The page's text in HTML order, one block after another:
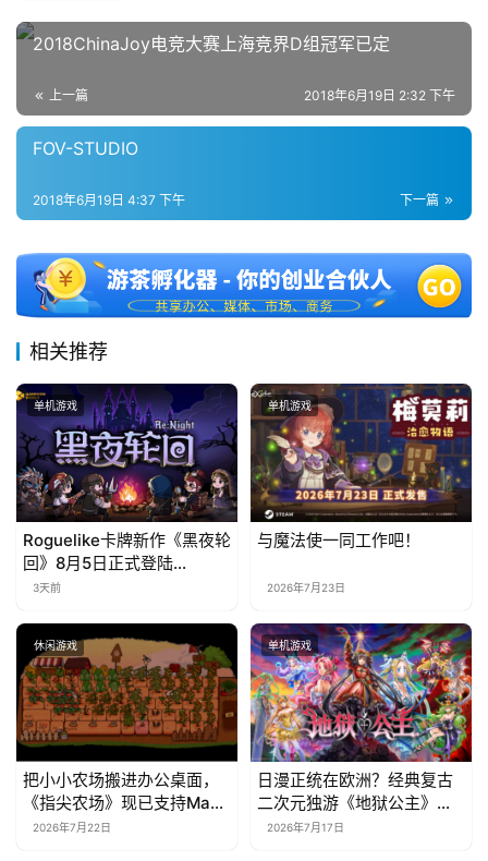
2018ChinaJoy电竞大赛上海竞界D组冠军已定
上一篇 2018年6月19日 2:32 下午
FOV-STUDIO
下一篇
2018年6月19日 4:37 下午
相关推荐
单机游戏
Roguelike卡牌新作《黑夜轮
回》8月5日正式登陆
Steam，首发9折优惠开启
3天前
单机游戏
与魔法使一同工作吧！
2026年7月23日
休闲游戏
把小小农场搬进办公桌面，
《指尖农场》现已支持Mac
系统！
2026年7月22日
单机游戏
日漫正统在欧洲？经典复古
二次元独游《地狱公主》现
已EA上线
2026年7月17日